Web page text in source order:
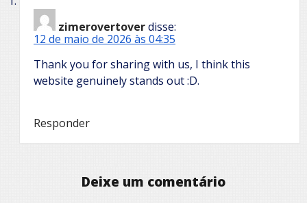
zimerovertoverdisse:
12 de maio de 2026 às 04:35
Thank you for sharing with us, I think this
website genuinely stands out :D.
Responder
Deixe um comentário